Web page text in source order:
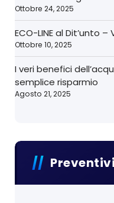
Ottobre 24, 2025
ECO-LINE al Dit’unto
Ottobre 10, 2025
I veri benefici
semplice risparmio
Agosto 21, 2025